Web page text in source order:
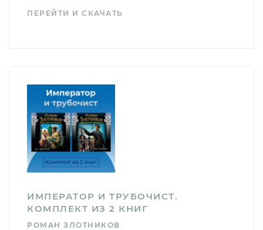
ПЕРЕЙТИ И СКАЧАТЬ
ИМПЕРАТОР И ТРУБОЧИСТ.
КОМПЛЕКТ ИЗ 2 КНИГ
РОМАН ЗЛОТНИКОВ